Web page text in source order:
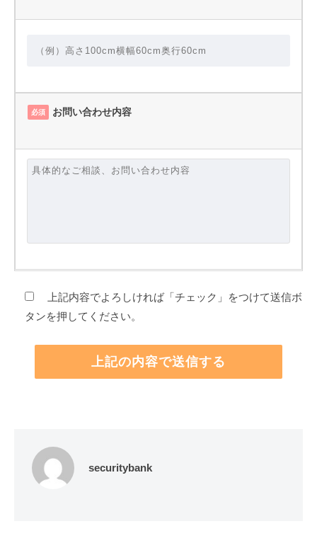
必須 お問い合わせ内容
上記内容でよろしければ「チェック」をつけて送信ボ
タンを押してください。
securitybank